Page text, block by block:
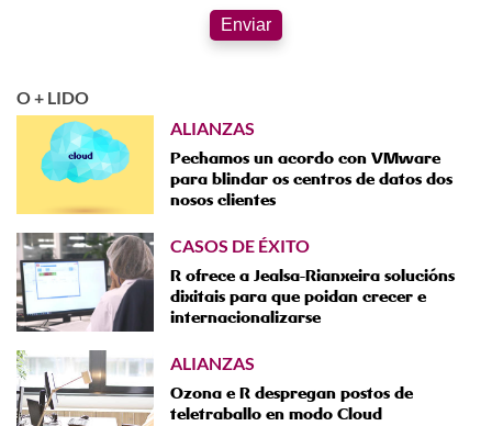
Enviar
O + LIDO
ALIANZAS
Pechamos un acordo con VMware
para blindar os centros de datos dos
nosos clientes
CASOS DE ÉXITO
R ofrece a Jealsa-Rianxeira solucións
dixitais para que poidan crecer e
internacionalizarse
ALIANZAS
Ozona e R despregan postos de
teletraballo en modo Cloud